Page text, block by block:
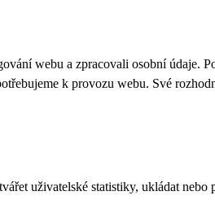
webu a zpracovali osobní údaje.
k provozu webu. Své
uživatelské statistiky, ukládat